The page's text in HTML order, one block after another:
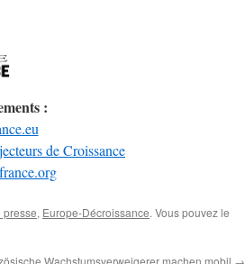
:
de Croissance
, Europe-Décroissance. Vous pouvez le
Wachstumsverweigerer machen mobil →